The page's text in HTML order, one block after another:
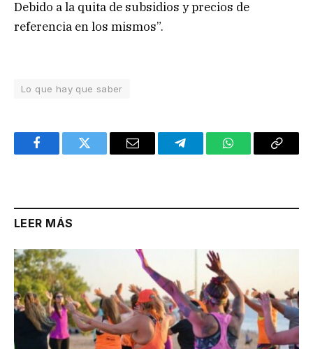
Debido a la quita de subsidios y precios de
referencia en los mismos”.
Lo que hay que saber
FacebookTwitter Email TelegramWhatsAppCopy
LEER MÁS